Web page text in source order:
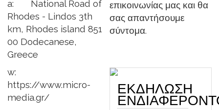
a: National Road of
Rhodes - Lindos 3th
km, Rhodes island 851
00 Dodecanese,
Greece
w:
https://www.micro-
media.gr/
επικοινωνίας μας και θα
σας απαντήσουμε
σύντομα.
EΚΔΗΛΩΣΗ